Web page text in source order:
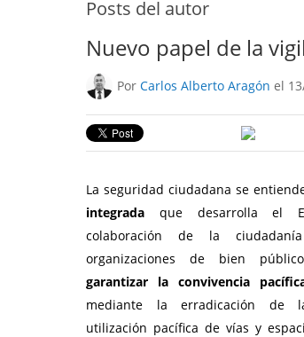
Posts del autor
Nuevo papel de la
Por Carlos Alberto Aragón el
La seguridad ciudadana se
integrada que desarrolla el
colaboración de la
organizaciones de bien
garantizar la convivencia
mediante la erradicación de
utilización pacífica de vías y